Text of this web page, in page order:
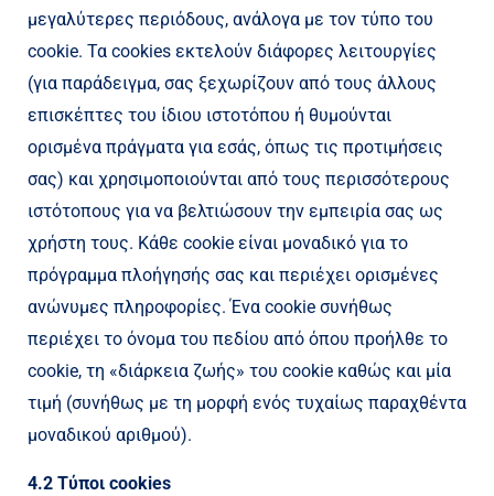
μεγαλύτερες περιόδους, ανάλογα με τον τύπο του
cookie. Τα cookies εκτελούν διάφορες λειτουργίες
(για παράδειγμα, σας ξεχωρίζουν από τους άλλους
επισκέπτες του ίδιου ιστοτόπου ή θυμούνται
ορισμένα πράγματα για εσάς, όπως τις προτιμήσεις
σας) και χρησιμοποιούνται από τους περισσότερους
ιστότοπους για να βελτιώσουν την εμπειρία σας ως
χρήστη τους. Κάθε cookie είναι μοναδικό για το
πρόγραμμα πλοήγησής σας και περιέχει ορισμένες
ανώνυμες πληροφορίες. Ένα cookie συνήθως
περιέχει το όνομα του πεδίου από όπου προήλθε το
cookie, τη «διάρκεια ζωής» του cookie καθώς και μία
τιμή (συνήθως με τη μορφή ενός τυχαίως παραχθέντα
μοναδικού αριθμού).
4.2 Τύποι cookies